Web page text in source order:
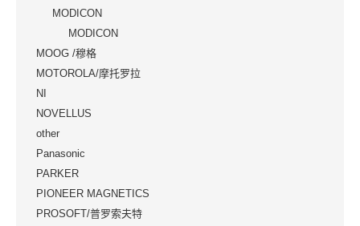
MODICON
MODICON
MOOG /穆格
MOTOROLA/摩托罗拉
NI
NOVELLUS
other
Panasonic
PARKER
PIONEER MAGNETICS
PROSOFT/普罗索夫特